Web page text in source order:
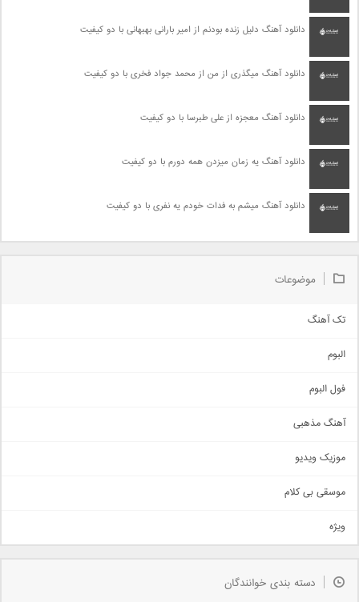
دانلود آهنگ دلیل زنده بودنم از امیر بارانی بهبهانی با دو کیفیت
دانلود آهنگ میگذری از من از محمد جواد فخری با دو کیفیت
دانلود آهنگ معجزه از علی طبرسا با دو کیفیت
دانلود آهنگ یه زمان میزدن همه دورم با دو کیفیت
دانلود آهنگ میشم به فدات خودم یه نفری با دو کیفیت
موضوعات
تک آهنگ
اجتماعی
حماسی
سنتی
اهنگ بندرعباسی
دمو
مذهبی
جدیدترین ها
البوم
فول البوم
آهنگ مذهبی
موزیک ویدیو
موسقی بی کلام
ویژه
دسته بندی خوانندگان